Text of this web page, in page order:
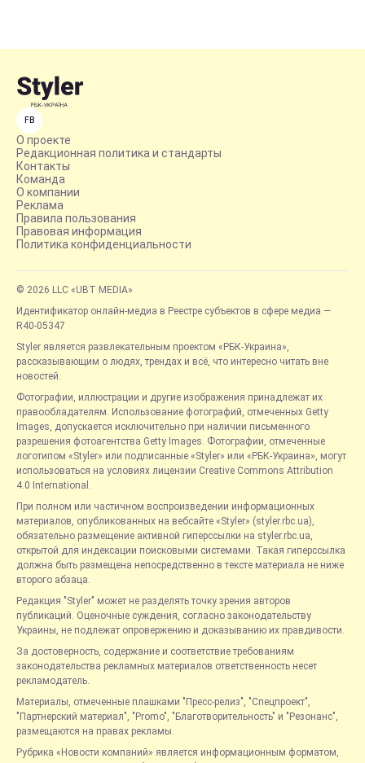
FB
О проекте
Редакционная политика и стандарты
Контакты
Команда
О компании
Реклама
Правила пользования
Правовая информация
Политика конфиденциальности
© 2026 LLC «UBT MEDIA»
Идентификатор онлайн-медиа в Реестре субъектов в сфере медиа —
R40-05347
Styler является развлекательным проектом «РБК-Украина»,
рассказывающим о людях, трендах и всё, что интересно читать вне
новостей.
Фотографии, иллюстрации и другие изображения принадлежат их
правообладателям. Использование фотографий, отмеченных Getty
Images, допускается исключительно при наличии письменного
разрешения фотоагентства Getty Images. Фотографии, отмеченные
логотипом «Styler» или подписанные «Styler» или «РБК-Украина», могут
использоваться на условиях лицензии Creative Commons Attribution
4.0 International.
При полном или частичном воспроизведении информационных
материалов, опубликованных на вебсайте «Styler» (styler.rbc.ua),
обязательно размещение активной гиперссылки на styler.rbc.ua,
открытой для индексации поисковыми системами. Такая гиперссылка
должна быть размещена непосредственно в тексте материала не ниже
второго абзаца.
Редакция "Styler" может не разделять точку зрения авторов
публикаций. Оценочные суждения, согласно законодательству
Украины, не подлежат опровержению и доказыванию их правдивости.
За достоверность, содержание и соответствие требованиям
законодательства рекламных материалов ответственность несет
рекламодатель.
Материалы, отмеченные плашками "Пресс-релиз", "Спецпроект",
"Партнерский материал", "Promo", "Благотворительность" и "Резонанс",
размещаются на правах рекламы.
Рубрика «Новости компаний» является информационным форматом,